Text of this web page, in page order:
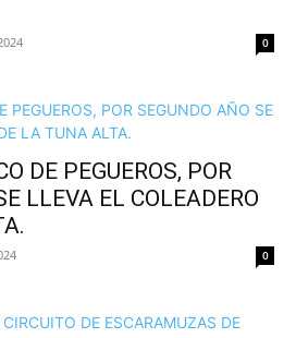
0
DE PEGUEROS, POR
LLEVA EL COLEADERO
0